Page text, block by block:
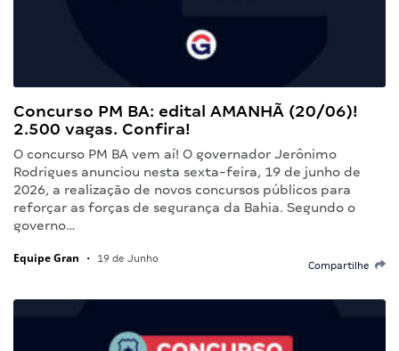
Concurso PM BA: edital AMANHÃ (20/06)!
2.500 vagas. Confira!
O concurso PM BA vem aí! O governador Jerônimo
Rodrigues anunciou nesta sexta-feira, 19 de junho de
2026, a realização de novos concursos públicos para
reforçar as forças de segurança da Bahia. Segundo o
governo…
Equipe Gran • 19 de Junho
Compartilhe